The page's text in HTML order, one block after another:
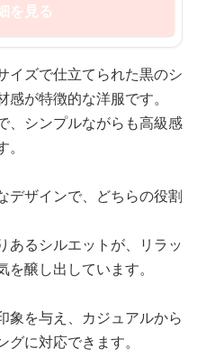
を見る
イズで仕立てられた黒のシ
が特徴的な洋服です。
、シンプルながらも高級感
デザインで、どちらの役割
あるシルエットが、リラッ
醸し出しています。
象を与え、カジュアルから
に対応できます。